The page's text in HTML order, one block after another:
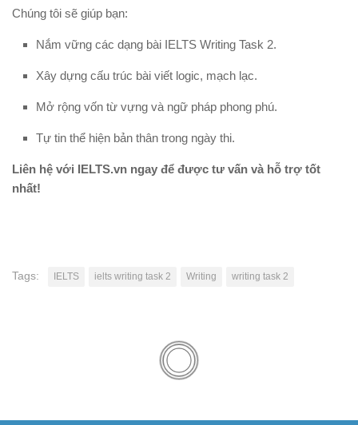
Chúng tôi sẽ giúp bạn:
Nắm vững các dạng bài IELTS Writing Task 2.
Xây dựng cấu trúc bài viết logic, mạch lạc.
Mở rộng vốn từ vựng và ngữ pháp phong phú.
Tự tin thể hiện bản thân trong ngày thi.
Liên hệ với IELTS.vn ngay để được tư vấn và hỗ trợ tốt
nhất!
Tags: IELTS ielts writing task 2 Writing writing task 2